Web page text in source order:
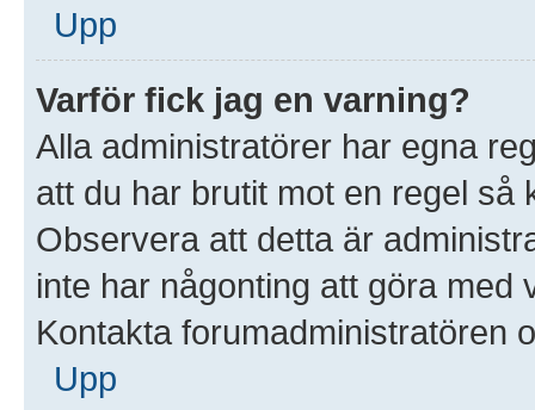
Upp
Varför fick jag en varning?
Alla administratörer har egna
att du har brutit mot en regel så
Observera att detta är
inte har någonting att göra med
Kontakta forumadministratören
Upp